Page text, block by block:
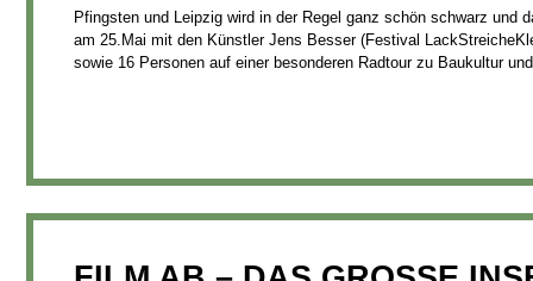
Pfingsten und Leipzig wird in der Regel ganz schön schwarz und
am 25.Mai mit den Künstler Jens Besser (Festival
sowie 16 Personen auf einer besonderen Radtour zu Baukultur